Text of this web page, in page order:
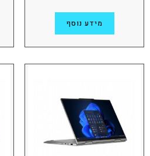
זכרון
16GB(71)
32GB(98)
דיסק
מידע נוסף